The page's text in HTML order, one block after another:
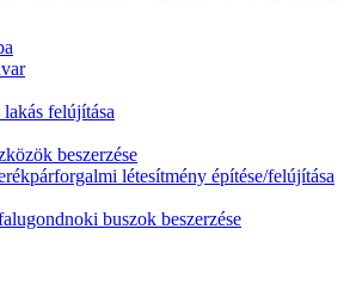
felújítása
beszerzése
létesítmény építése/felújítása
buszok beszerzése